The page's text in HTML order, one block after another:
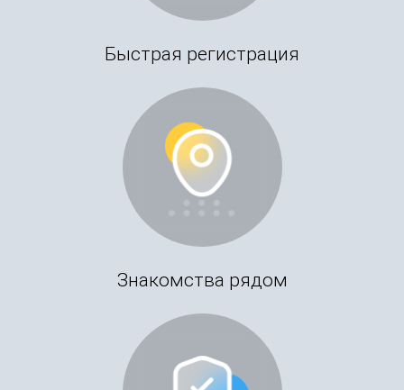
Быстрая регистрация
Знакомства рядом